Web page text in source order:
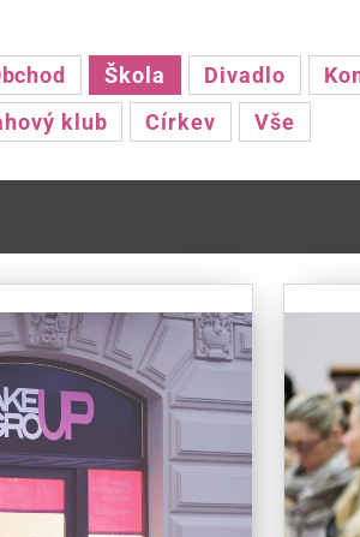
Škola Divadlo
klub
Církev Vše